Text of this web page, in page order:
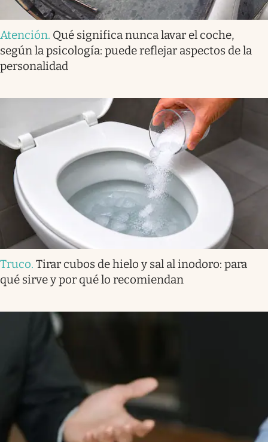
Atención. Qué significa nunca lavar el coche,
según la psicología: puede reflejar aspectos de la
personalidad
Truco. Tirar cubos de hielo y sal al inodoro: para
qué sirve y por qué lo recomiendan